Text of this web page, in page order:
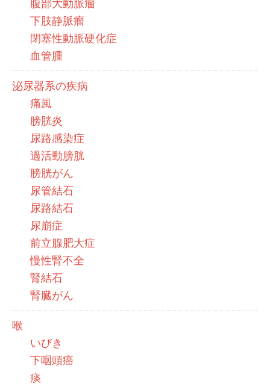
腹部大動脈瘤
下肢静脈瘤
閉塞性動脈硬化症
血管腫
泌尿器系の疾病
痛風
膀胱炎
尿路感染症
過活動膀胱
膀胱がん
尿管結石
尿路結石
尿崩症
前立腺肥大症
慢性腎不全
腎結石
腎臓がん
喉
いびき
下咽頭癌
痰